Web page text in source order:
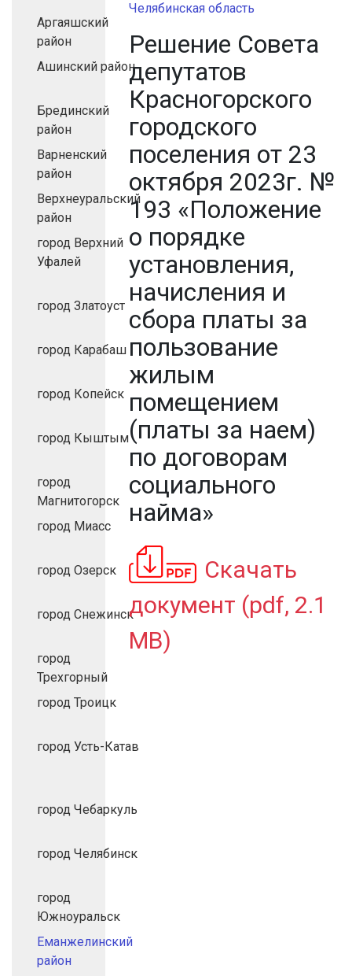
Аргаяшский
район
Ашинский район
Брединский
район
Варненский
район
Верхнеуральский
район
город Верхний
Уфалей
город Златоуст
город Карабаш
город Копейск
город Кыштым
город
Магнитогорск
город Миасс
город Озерск
город Снежинск
город
Трехгорный
город Троицк
город Усть-Катав
город Чебаркуль
город Челябинск
город
Южноуральск
Еманжелинский
район
Челябинская область
Решение Совета
депутатов
Красногорского
городского
поселения от 23
октября 2023г. №
193 «Положение
о порядке
установления,
начисления и
сбора платы за
пользование
жилым
помещением
(платы за наем)
по договорам
социального
найма»
Скачать
документ (pdf, 2.1
MB)